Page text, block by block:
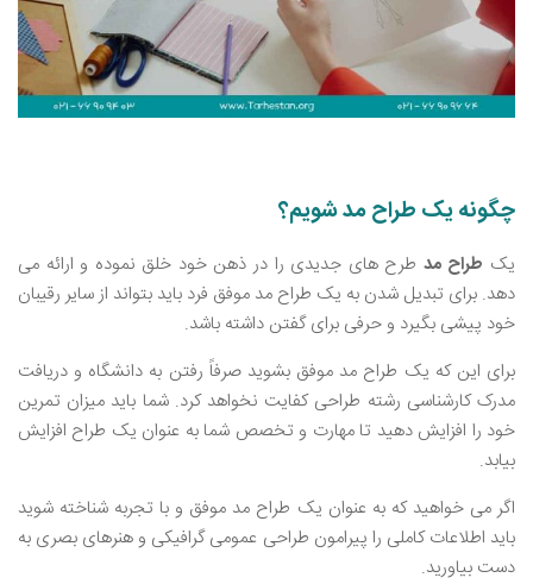
چگونه یک طراح مد شویم؟
یک طراح مد طرح‌ های جدیدی را در ذهن خود خلق نموده و ارائه می
دهد. برای تبدیل شدن به یک طراح مد موفق فرد باید بتواند از سایر رقیبان
خود پیشی بگیرد و حرفی برای گفتن داشته باشد.
برای این که یک طراح مد موفق بشوید صرفاً رفتن به دانشگاه و دریافت
مدرک کارشناسی رشته طراحی کفایت نخواهد کرد. شما باید میزان تمرین
خود را افزایش دهید تا مهارت و تخصص شما به عنوان یک طراح افزایش
بیابد.
اگر می ‌خواهید که به عنوان یک طراح مد موفق و با تجربه شناخته شوید
باید اطلاعات کاملی را پیرامون طراحی عمومی گرافیکی و هنرهای بصری به
دست بیاورید.